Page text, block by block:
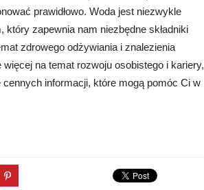
prawidłowo. Woda jest niezwykle
który zapewnia nam niezbędne składniki
zdrowego odżywiania i znalezienia
na temat rozwoju osobistego i kariery,
informacji, które mogą pomóc Ci w